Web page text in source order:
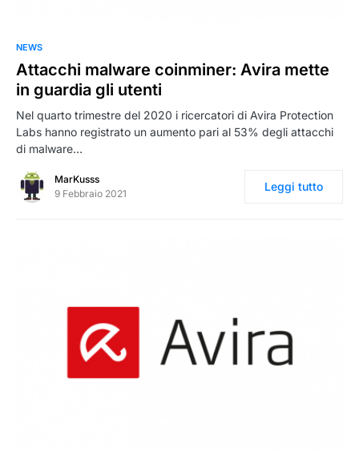
NEWS
Attacchi malware coinminer: Avira mette
in guardia gli utenti
Nel quarto trimestre del 2020 i ricercatori di Avira Protection
Labs hanno registrato un aumento pari al 53% degli attacchi
di malware…
MarKusss
9 Febbraio 2021
Leggi tutto